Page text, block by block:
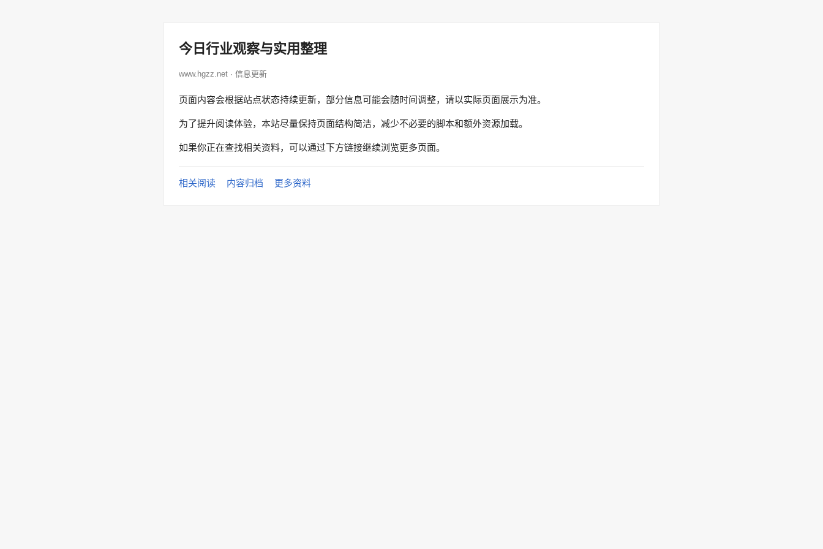
今日行业观察与实用整理
www.hgzz.net · 信息更新
页面内容会根据站点状态持续更新，部分信息可能会随时间调整，请以实际页面展示为准。
为了提升阅读体验，本站尽量保持页面结构简洁，减少不必要的脚本和额外资源加载。
如果你正在查找相关资料，可以通过下方链接继续浏览更多页面。
相关阅读 内容归档 更多资料